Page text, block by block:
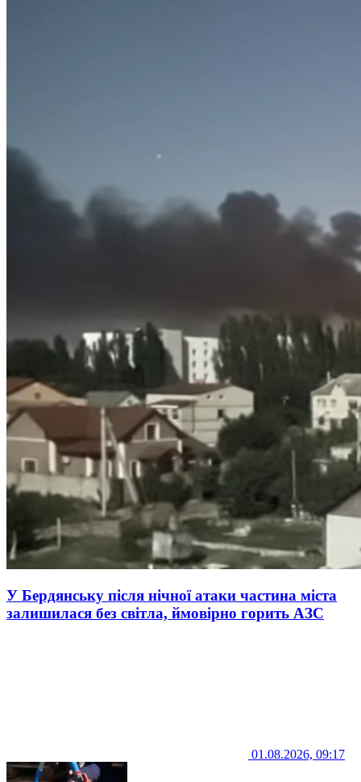
У Бердянську після нічної атаки частина міста
залишилася без світла, ймовірно горить АЗС
01.08.2026, 09:17